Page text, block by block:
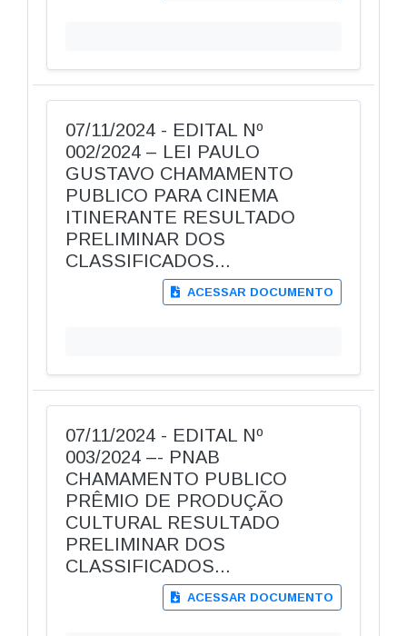
07/11/2024 - EDITAL Nº
002/2024 – LEI PAULO
GUSTAVO CHAMAMENTO
PUBLICO PARA CINEMA
ITINERANTE RESULTADO
PRELIMINAR DOS
CLASSIFICADOS...
ACESSAR DOCUMENTO
07/11/2024 - EDITAL Nº
003/2024 –- PNAB
CHAMAMENTO PUBLICO
PRÊMIO DE PRODUÇÃO
CULTURAL RESULTADO
PRELIMINAR DOS
CLASSIFICADOS...
ACESSAR DOCUMENTO